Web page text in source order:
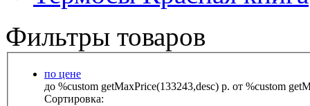
Фильтры товаров
по цене
до %custom getMaxPrice(133243,desc) р. от %custom
Сортировка: